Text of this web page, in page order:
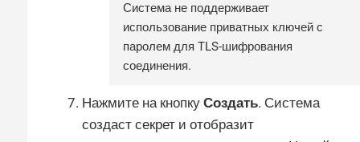
Система не поддерживает
использование приватных ключей с
паролем для TLS-шифрования
соединения.
Нажмите на кнопку Создать. Система
создаст секрет и отобразит